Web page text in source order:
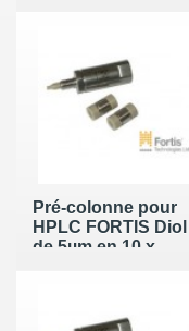
Pré-colonne pour
HPLC FORTIS Diol
de 5µm en 10 x